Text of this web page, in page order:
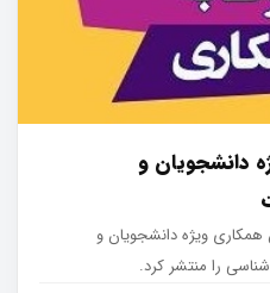
دانشجویان و
همکاری ویژه دانشجویان و
را منتشر کرد.